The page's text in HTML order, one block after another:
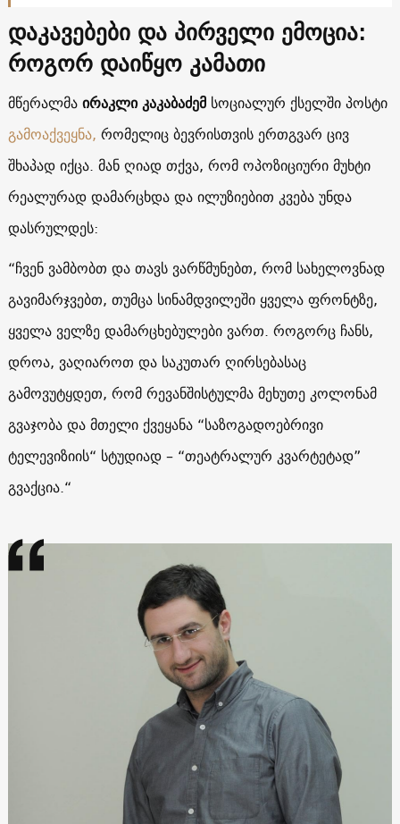
დაკავებები და პირველი ემოცია:
როგორ დაიწყო კამათი
მწერალმაირაკლი კაკაბაძემსოციალურ ქსელში პოსტი
გამოაქვეყნა, რომელიც ბევრისთვის ერთგვარ ცივ
შხაპად იქცა. მან ღიად თქვა, რომ ოპოზიციური მუხტი
რეალურად დამარცხდა და ილუზიებით კვება უნდა
დასრულდეს:
“ჩვენ ვამბობთ და თავს ვარწმუნებთ, რომ სახელოვნად
გავიმარჯვებთ, თუმცა სინამდვილეში ყველა ფრონტზე,
ყველა ველზე დამარცხებულები ვართ. როგორც ჩანს,
დროა, ვაღიაროთ და საკუთარ ღირსებასაც
გამოვუტყდეთ, რომ რევანშისტულმა მეხუთე კოლონამ
გვაჯობა და მთელი ქვეყანა “საზოგადოებრივი
ტელევიზიის“ სტუდიად – “თეატრალურ კვარტეტად”
გვაქცია.“